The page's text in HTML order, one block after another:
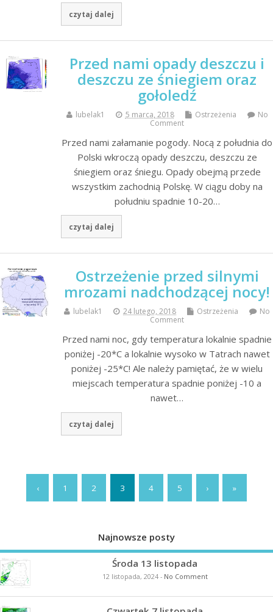
czytaj dalej
Przed nami opady deszczu i
deszczu ze śniegiem oraz
gołoledź
lubelak1 5 marca, 2018 Ostrzeżenia
No
Comment
Przed nami załamanie pogody. Nocą z południa do
Polski wkroczą opady deszczu, deszczu ze
śniegiem oraz śniegu. Opady obejmą przede
wszystkim zachodnią Polskę. W ciągu doby na
południu spadnie 10-20…
czytaj dalej
Ostrzeżenie przed silnymi
mrozami nadchodzącej nocy!
lubelak1 24 lutego, 2018 Ostrzeżenia
No
Comment
Przed nami noc, gdy temperatura lokalnie spadnie
poniżej -20*C a lokalnie wysoko w Tatrach nawet
poniżej -25*C! Ale należy pamiętać, że w wielu
miejscach temperatura spadnie poniżej -10 a
nawet…
czytaj dalej
‹ 1 2 3 4 5 › »
Najnowsze posty
Środa 13 listopada
12 listopada, 2024- No Comment